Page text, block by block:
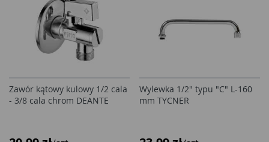
Zawór kątowy kulowy 1/2 cala
- 3/8 cala chrom DEANTE
Wylewka 1/2" typu "C" L-160
mm TYCNER